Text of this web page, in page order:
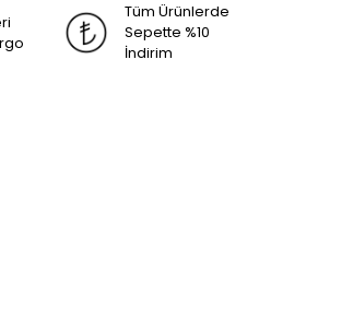
Tüm Ürünlerde
Sepette %10
İndirim